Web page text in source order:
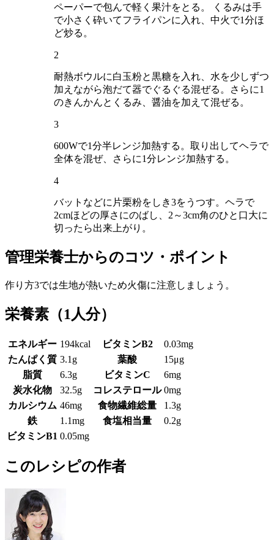
ペーパーで包んで軽く果汁をとる。 くるみは手
で小さく砕いてフライパンに入れ、中火で1分ほ
ど炒る。
2
耐熱ボウルに白玉粉と黒糖を入れ、水を少しずつ
加えながら泡だて器でぐるぐる混ぜる。さらに1
のきんかんとくるみ、醤油を加えて混ぜる。
3
600Wで1分半レンジ加熱する。取り出してヘラで
全体を混ぜ、さらに1分レンジ加熱する。
4
バットなどに片栗粉をしき3をうつす。ヘラで
2cmほどの厚さにのばし、2～3cm角のひと口大に
切ったら出来上がり。
管理栄養士からのコツ・ポイント
作り方3では生地が熱いため火傷に注意しましょう。
栄養素 （1人分）
エネルギー 194kcal ビタミンB2
0.03mg
たんぱく質 3.1g 葉酸
15μg
脂質
6.3g ビタミンC
6mg
炭水化物
32.5g コレステロール 0mg
カルシウム 46mg 食物繊維総量
1.3g
鉄
1.1mg 食塩相当量
0.2g
ビタミンB1 0.05mg
このレシピの作者